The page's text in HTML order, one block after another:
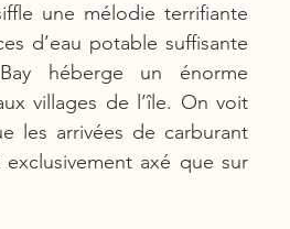
une mélodie terrifiante
d’eau potable suffisante
héberge un énorme
villages de l’île. On voit
les arrivées de carburant
axé que sur